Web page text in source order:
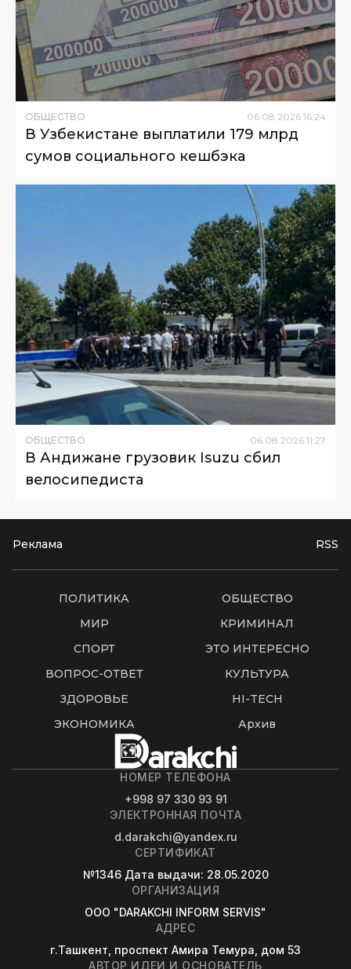
ОБЩЕСТВО 06 08 2026 16:24
В Узбекистане выплатили 179 млрд
сумов социального кешбэка
ОБЩЕСТВО 06 08 2026 11:27
В Андижане грузовик Isuzu сбил
велосипедиста
Реклама RSS
ПОЛИТИКА
ОБЩЕСТВО
МИР
КРИМИНАЛ
СПОРТ
ЭТО ИНТЕРЕСНО
ВОПРОС-ОТВЕТ
КУЛЬТУРА
ЗДОРОВЬЕ
HI-TECH
ЭКОНОМИКА
Архив
НОМЕР ТЕЛЕФОНА
+998 97 330 93 91
ЭЛЕКТРОННАЯ ПОЧТА
d.darakchi@yandex.ru
СЕРТИФИКАТ
№1346 Дата выдачи: 28.05.2020
ОРГАНИЗАЦИЯ
OOO "DARAKCHI INFORM SERVIS"
АДРЕС
г.Ташкент, проспект Амира Темура, дом 53
АВТОР ИДЕИ И ОСНОВАТЕЛЬ